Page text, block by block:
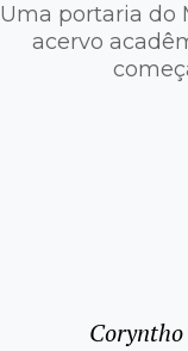
Uma portaria do
acervo